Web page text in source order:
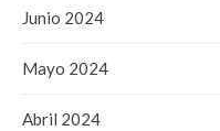
Junio 2024
Mayo 2024
Abril 2024